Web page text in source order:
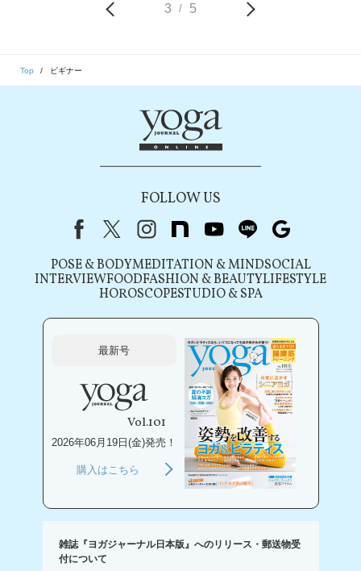
3 / 5
Top ビギナー
FOLLOW US
FacebookX（旧Twitter）
instagram
note youtubeline
POSE & BODYMEDITATION & MINDSOCIAL
INTERVIEWFOODFASHION & BEAUTYLIFESTYLE
HOROSCOPESTUDIO & SPA
最新号
Vol.101
2026年06月19日(金)発売！
購入はこちら
雑誌『ヨガジャーナル日本版』へのリリース・郵送物受
付について